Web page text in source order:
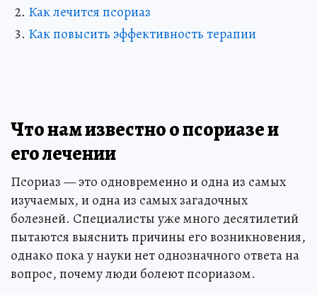
Как лечится псориаз
Как повысить эффективность терапии
Что нам известно о псориазе и
его лечении
Псориаз — это одновременно и одна из самых
изучаемых, и одна из самых загадочных
болезней. Специалисты уже много десятилетий
пытаются выяснить причины его возникновения,
однако пока у науки нет однозначного ответа на
вопрос, почему люди болеют псориазом.